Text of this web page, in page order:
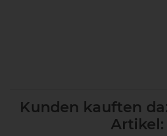
Kunden kauften
Artikel: